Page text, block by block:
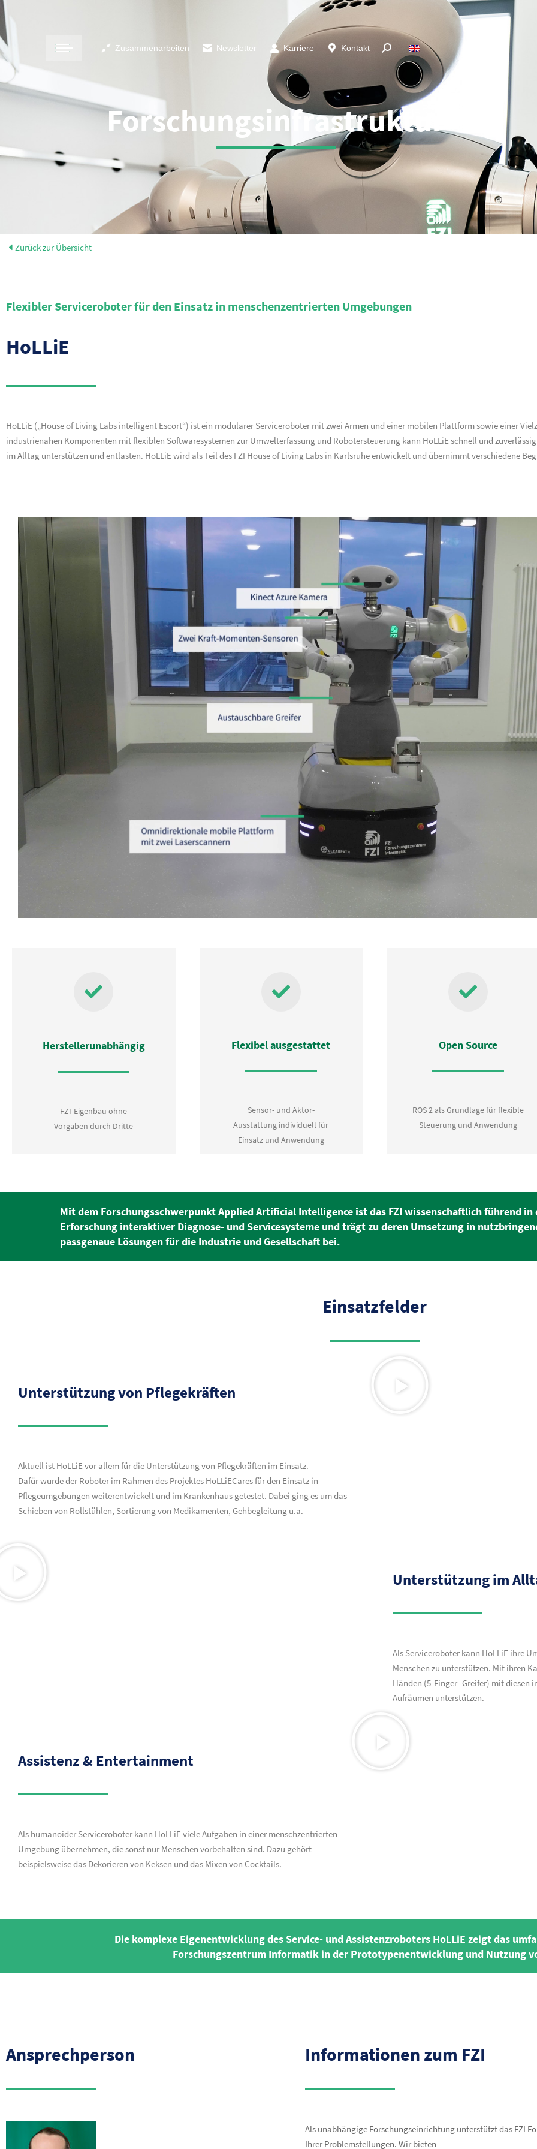
Zusammenarbeiten Newsletter Karriere Kontakt
Forschungsinfrastruktur
Zurück zur Übersicht
Flexibler Serviceroboter für den Einsatz in menschenzentrierten Umgebungen
HoLLiE
HoLLiE („House of Living Labs intelligent Escort“) ist ein modularer Serviceroboter mit zwei Armen und einer mobilen Plattform sowie einer
industrienahen Komponenten mit flexiblen Softwaresystemen zur Umwelterfassung und Robotersteuerung kann HoLLiE schnell und
im Alltag unterstützen und entlasten. HoLLiE wird als Teil des FZI House of Living Labs in Karlsruhe entwickelt und übernimmt verschiedene
Herstellerunabhängig
FZI-Eigenbau ohne
Vorgaben durch Dritte
Flexibel ausgestattet
Sensor- und Aktor-
Ausstattung individuell für
Einsatz und Anwendung
Open Source
ROS 2 als Grundlage für flexible
Steuerung und Anwendung
Mit dem Forschungsschwerpunkt Applied Artificial Intelligence ist das FZI wissenschaftlich führend in
Erforschung interaktiver Diagnose- und Servicesysteme und trägt zu deren Umsetzung in
passgenaue Lösungen für die Industrie und Gesellschaft bei.
Einsatzfelder
Unterstützung von Pflegekräften
Aktuell ist HoLLiE vor allem für die Unterstützung von Pflegekräften im Einsatz.
Dafür wurde der Roboter im Rahmen des Projektes HoLLiECares für den Einsatz in
Pflegeumgebungen weiterentwickelt und im Krankenhaus getestet. Dabei ging es um das
Schieben von Rollstühlen, Sortierung von Medikamenten, Gehbegleitung u.a.
Unterstützung im
Als Serviceroboter kann HoLLiE ihre
Menschen zu unterstützen. Mit ihren
Händen (5-Finger- Greifer) mit diesen
Aufräumen unterstützen.
Assistenz & Entertainment
Als humanoider Serviceroboter kann HoLLiE viele Aufgaben in einer menschzentrierten
Umgebung übernehmen, die sonst nur Menschen vorbehalten sind. Dazu gehört
beispielsweise das Dekorieren von Keksen und das Mixen von Cocktails.
Die komplexe Eigenentwicklung des Service- und Assistenzroboters HoLLiE zeigt das
Forschungszentrum Informatik in der Prototypenentwicklung und Nutzung
Ansprechperson Informationen zum FZI
Als unabhängige Forschungseinrichtung unterstützt das FZI
Ihrer Problemstellungen. Wir bieten